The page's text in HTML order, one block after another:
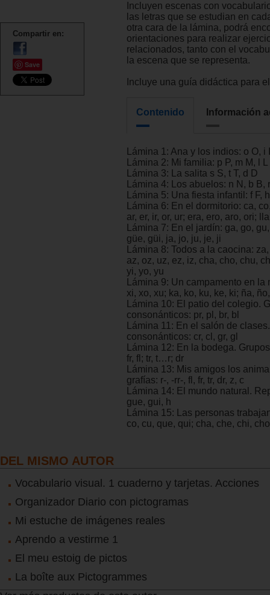
Compartir en:
Save
Incluyen escenas con
las letras que se estudian en
otra cara de la lámina, podrá
orientaciones para realizar
relacionados, tanto con el
la escena que se representa.
Incluye una guía didáctica para
Contenido Información
Lámina 1: Ana y los indios: o O, i
Lámina 2: Mi familia: p P, m M, l L
Lámina 3: La salita s S, t T, d D
Lámina 4: Los abuelos: n N, b B,
Lámina 5: Una fiesta infantil: f F,
Lámina 6: En el dormitorio: ca,
ar, er, ir, or, ur; era, ero, aro, ori;
Lámina 7: En el jardín: ga, go,
güe, güi, ja, jo, ju, je, ji
Lámina 8: Todos a la caocina:
az, oz, uz, ez, iz, cha, cho, chu,
yi, yo, yu
Lámina 9: Un campamento en la
xi, xo, xu; ka, ko, ku, ke, ki; ña,
Lámina 10: El patio del colegio.
consonánticos: pr, pl, br, bl
Lámina 11: En el salón de
consonánticos: cr, cl, gr, gl
Lámina 12: En la bodega.
fr, fl; tr, t…r; dr
Lámina 13: Mis amigos los
grafías: r-, -rr-, fl, fr, tr, dr, z, c
Lámina 14: El mundo natural.
gue, gui, h
Lámina 15: Las personas
co, cu, que, qui; cha, che, chi,
DEL MISMO AUTOR
Vocabulario visual. 1 cuaderno y tarjetas. Acciones
Organizador Diario con pictogramas
Mi estuche de imágenes reales
Aprendo a vestirme 1
El meu estoig de pictos
La boîte aux Pictogrammes